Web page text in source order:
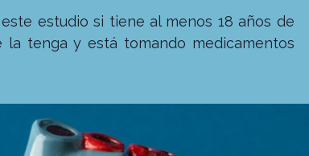
estudio si tiene al menos 18 años de
tenga y está tomando medicamentos